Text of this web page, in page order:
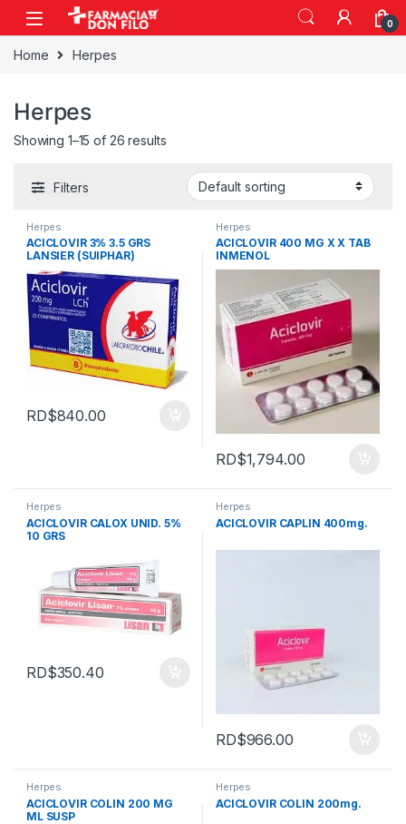
0
Home Herpes
Herpes
Showing 1–15 of 26 results
Filters
Herpes
ACICLOVIR 3% 3.5 GRS
LANSIER (SUIPHAR)
RD$840.00
Herpes
ACICLOVIR 400 MG X X TAB
INMENOL
RD$1,794.00
Herpes
ACICLOVIR CALOX UNID. 5%
10 GRS
RD$350.40
Herpes
ACICLOVIR CAPLIN 400mg.
RD$966.00
Herpes
ACICLOVIR COLIN 200 MG
ML SUSP
Herpes
ACICLOVIR COLIN 200mg.